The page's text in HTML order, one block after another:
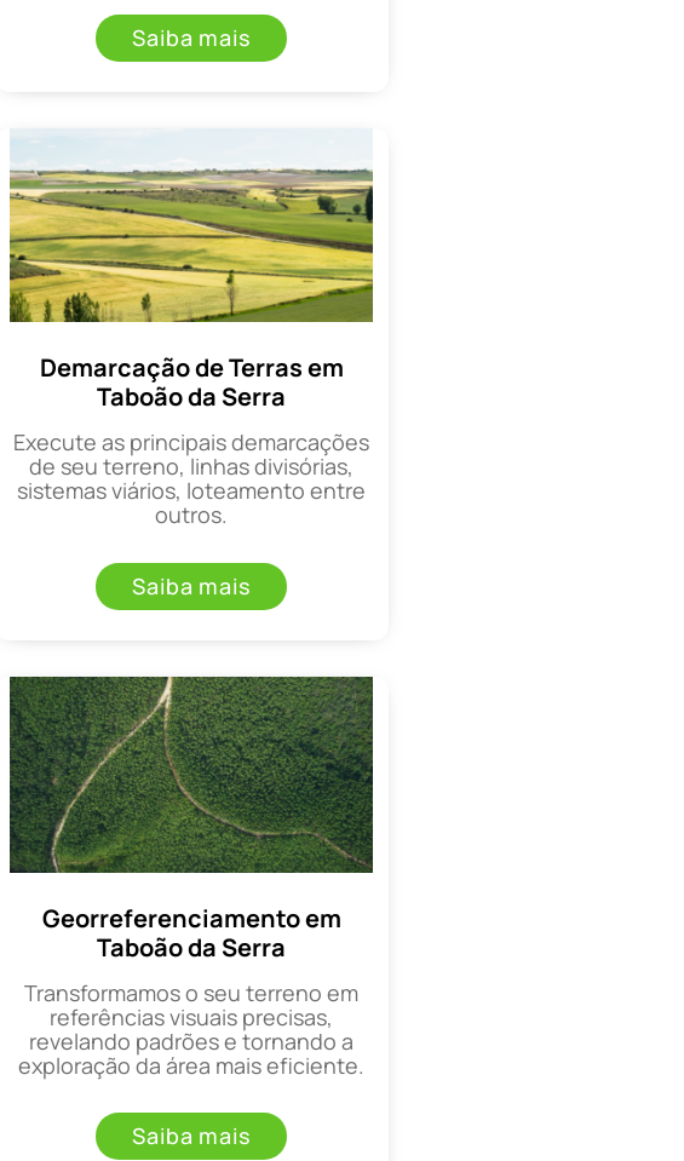
Saiba mais
Demarcação de Terras em
Taboão da Serra
Execute as principais demarcações
de seu terreno, linhas divisórias,
sistemas viários, loteamento entre
outros.
Saiba mais
Georreferenciamento em
Taboão da Serra
Transformamos o seu terreno em
referências visuais precisas,
revelando padrões e tornando a
exploração da área mais eficiente.
Saiba mais